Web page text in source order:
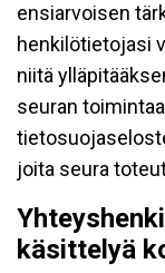
ensiarvoisen
henkilötietojasi
niitä
seuran
joita seura
käsittelyä